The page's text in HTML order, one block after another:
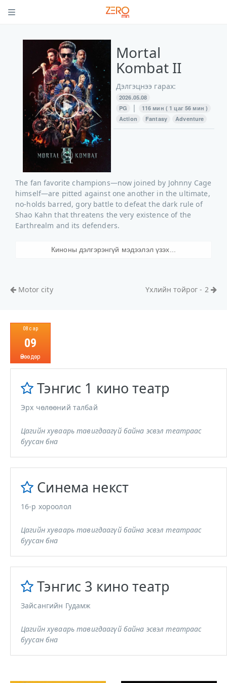
Mortal
Kombat II
Дэлгэцнээ гарах:
2026.05.08
PG
|
116 мин ( 1 цаг 56 мин )
Action
Fantasy Adventure
The fan favorite champions—now joined by Johnny Cage
himself—are pitted against one another in the ultimate,
no-holds barred, gory battle to defeat the dark rule of
Shao Kahn that threatens the very existence of the
Earthrealm and its defenders.
Киноны дэлгэрэнгүй мэдээлэл үзэх...
Motor city Үхлийн тойрог - 2
08 сар
09
Өнөөдөр
Тэнгис 1 кино театр
Эрх чөлөөний талбай
Цагийн хуваарь тавигдаагүй байна эсвэл театраас
буусан бна
Синема некст
16-р хороолол
Цагийн хуваарь тавигдаагүй байна эсвэл театраас
буусан бна
Тэнгис 3 кино театр
Зайсангийн Гудамж
Цагийн хуваарь тавигдаагүй байна эсвэл театраас
буусан бна